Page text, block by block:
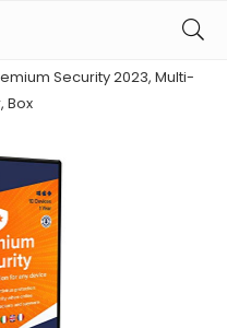
Security 2023, Multi-
Box